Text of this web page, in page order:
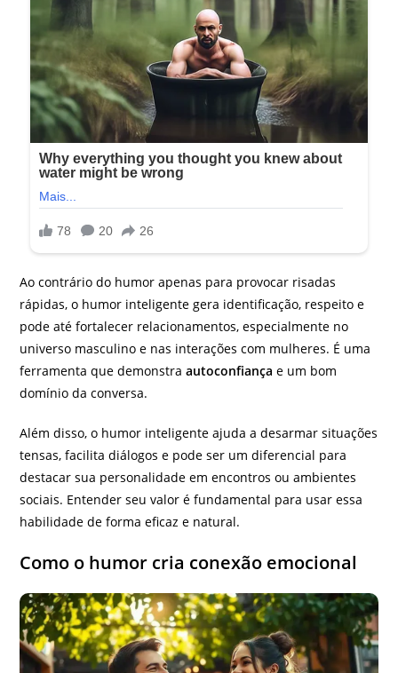
Ao contrário do humor apenas para provocar risadas
rápidas, o humor inteligente gera identificação, respeito e
pode até fortalecer relacionamentos, especialmente no
universo masculino e nas interações com mulheres. É uma
ferramenta que demonstraautoconfiança e um bom
domínio da conversa.
Além disso, o humor inteligente ajuda a desarmar situações
tensas, facilita diálogos e pode ser um diferencial para
destacar sua personalidade em encontros ou ambientes
sociais. Entender seu valor é fundamental para usar essa
habilidade de forma eficaz e natural.
Como o humor cria conexão emocional